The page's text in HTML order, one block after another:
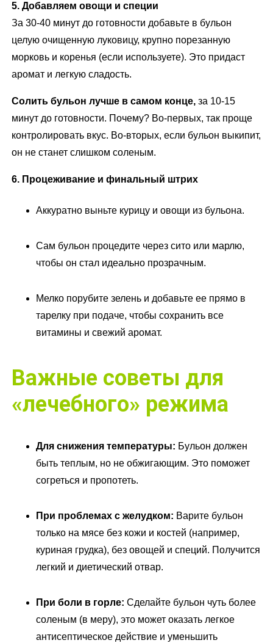
5. Добавляем овощи и специи
За 30-40 минут до готовности добавьте в бульон
целую очищенную луковицу, крупно порезанную
морковь и коренья (если используете). Это придаст
аромат и легкую сладость.
Солить бульон лучше в самом конце, за 10-15
минут до готовности. Почему? Во-первых, так проще
контролировать вкус. Во-вторых, если бульон выкипит,
он не станет слишком соленым.
6. Процеживание и финальный штрих
Аккуратно выньте курицу и овощи из бульона.
Сам бульон процедите через сито или марлю,
чтобы он стал идеально прозрачным.
Мелко порубите зелень и добавьте ее прямо в
тарелку при подаче, чтобы сохранить все
витамины и свежий аромат.
Важные советы для
«лечебного» режима
Для снижения температуры: Бульон должен
быть теплым, но не обжигающим. Это поможет
согреться и пропотеть.
При проблемах с желудком: Варите бульон
только на мясе без кожи и костей (например,
куриная грудка), без овощей и специй. Получится
легкий и диетический отвар.
При боли в горле: Сделайте бульон чуть более
соленым (в меру), это может оказать легкое
антисептическое действие и уменьшить